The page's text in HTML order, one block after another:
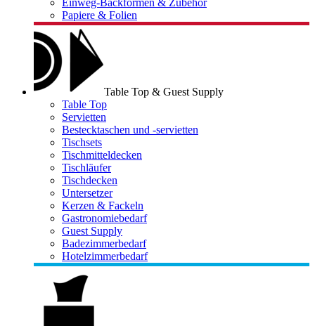
Einweg-Backformen & Zubehör
Papiere & Folien
Table Top & Guest Supply
Table Top
Servietten
Bestecktaschen und -servietten
Tischsets
Tischmitteldecken
Tischläufer
Tischdecken
Untersetzer
Kerzen & Fackeln
Gastronomiebedarf
Guest Supply
Badezimmerbedarf
Hotelzimmerbedarf